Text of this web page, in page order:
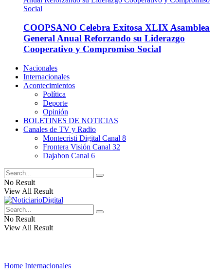
COOPSANO Celebra Exitosa XLIX Asamblea
General Anual Reforzando su Liderazgo
Cooperativo y Compromiso Social
Nacionales
Internacionales
Acontecimientos
Política
Deporte
Opinión
BOLETINES DE NOTICIAS
Canales de TV y Radio
Montecristi Digital Canal 8
Frontera Visión Canal 32
Dajabon Canal 6
No Result
View All Result
No Result
View All Result
Home Internacionales